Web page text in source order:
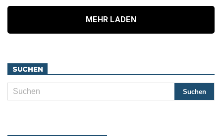
MEHR LADEN
SUCHEN